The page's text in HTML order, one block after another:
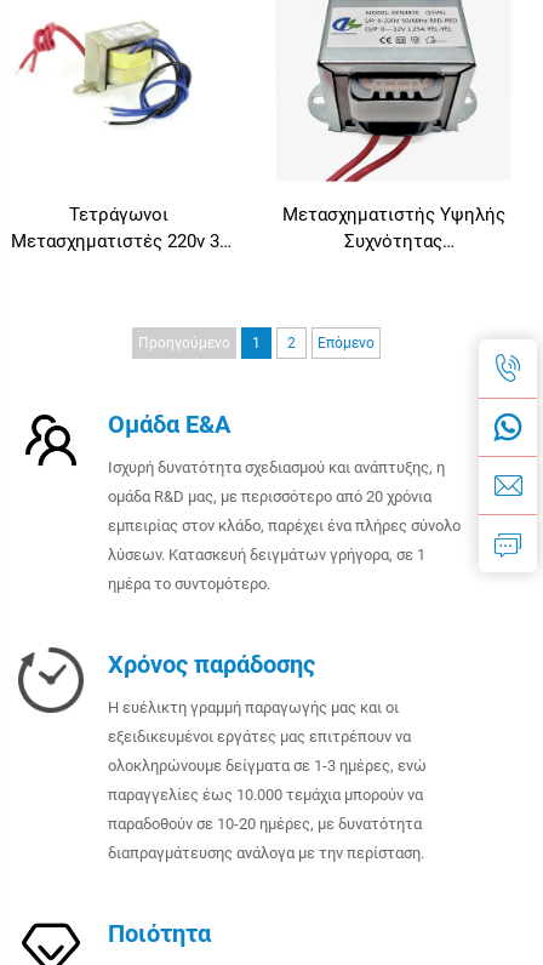
Λειτουργία 220 VAC/24VAC
Τετράγωνοι
Μετασχηματιστές 220v 3v
Μετασχηματιστής Υψηλής
Συχνότητας
Προηγούμενο 1 2 Επόμενο
Ομάδα Ε&Α
Ισχυρή δυνατότητα σχεδιασμού και ανάπτυξης, η
ομάδα R&D μας, με περισσότερο από 20 χρόνια
εμπειρίας στον κλάδο, παρέχει ένα πλήρες σύνολο
λύσεων. Κατασκευή δειγμάτων γρήγορα, σε 1
ημέρα το συντομότερο.
Χρόνος παράδοσης
Η ευέλικτη γραμμή παραγωγής μας και οι
εξειδικευμένοι εργάτες μας επιτρέπουν να
ολοκληρώνουμε δείγματα σε 1-3 ημέρες, ενώ
παραγγελίες έως 10.000 τεμάχια μπορούν να
παραδοθούν σε 10-20 ημέρες, με δυνατότητα
διαπραγμάτευσης ανάλογα με την περίσταση.
Ποιότητα